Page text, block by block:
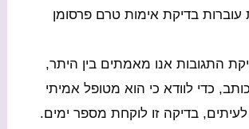
עוברות בדיקת אימות טרם פרסומן
התגובות אנו מאמתים בין היתר,
כדי לוודא כי הוא מטופל אמיתי
בדיקה זו לוקחת מספר ימים.